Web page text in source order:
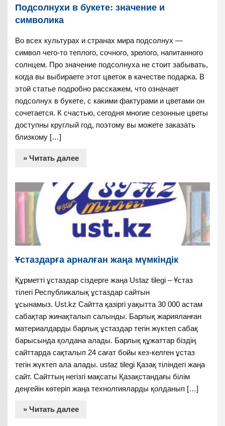
Подсолнухи в букете: значение и
символика
Во всех культурах и странах мира подсолнух —
символ чего-то теплого, сочного, зрелого, напитанного
солнцем. Про значение подсолнуха не стоит забывать,
когда вы выбираете этот цветок в качестве подарка. В
этой статье подробно расскажем, что означает
подсолнух в букете, с какими фактурами и цветами он
сочетается. К счастью, сегодня многие сезонные цветы
доступны круглый год, поэтому вы можете заказать
близкому […]
» Читать далее
Ұстаздарға арналған жаңа мүмкіндік
Құрметті ұстаздар сіздерге жаңа Ustaz tilegi – Ұстаз
тілегі Республикалық ұстаздар сайтын
ұсынамыз. Ust.kz Сайтта қазіргі уақытта 30 000 астам
сабақтар жинақталып салынды. Барлық жарияланған
материалдарды барлық ұстаздар тегін жүктеп сабақ
барысында қолдана алады. Барлық құжаттар біздің
сайттарда сақталып 24 сағат бойы кез-келген ұстаз
тегін жүктеп ала алады. ustaz tilegi Қазақ тіліндегі жаңа
сайт. Сайттың негізгі мақсаты Қазақстандағы білім
деңгейін көтеріп жаңа технолгияларды қолданып […]
» Читать далее